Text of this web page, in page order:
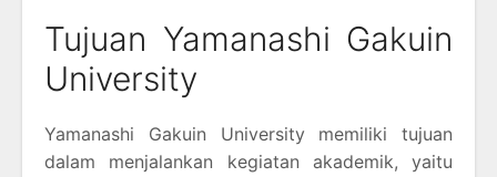
Tujuan Yamanashi Gakuin
University
Yamanashi Gakuin University memiliki tujuan
dalam menjalankan kegiatan akademik, yaitu